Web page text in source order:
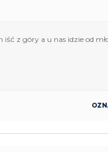
z góry a u nas idzie od